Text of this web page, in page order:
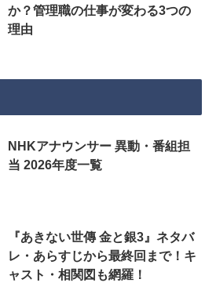
か？管理職の仕事が変わる3つの
理由
NHKアナウンサー 異動・番組担
当 2026年度一覧
『あきない世傳 金と銀3』ネタバ
レ・あらすじから最終回まで！キ
ャスト・相関図も網羅！